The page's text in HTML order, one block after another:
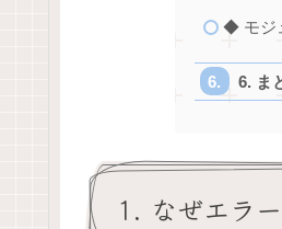
◆ モジ
6. ま
1. なぜエラ